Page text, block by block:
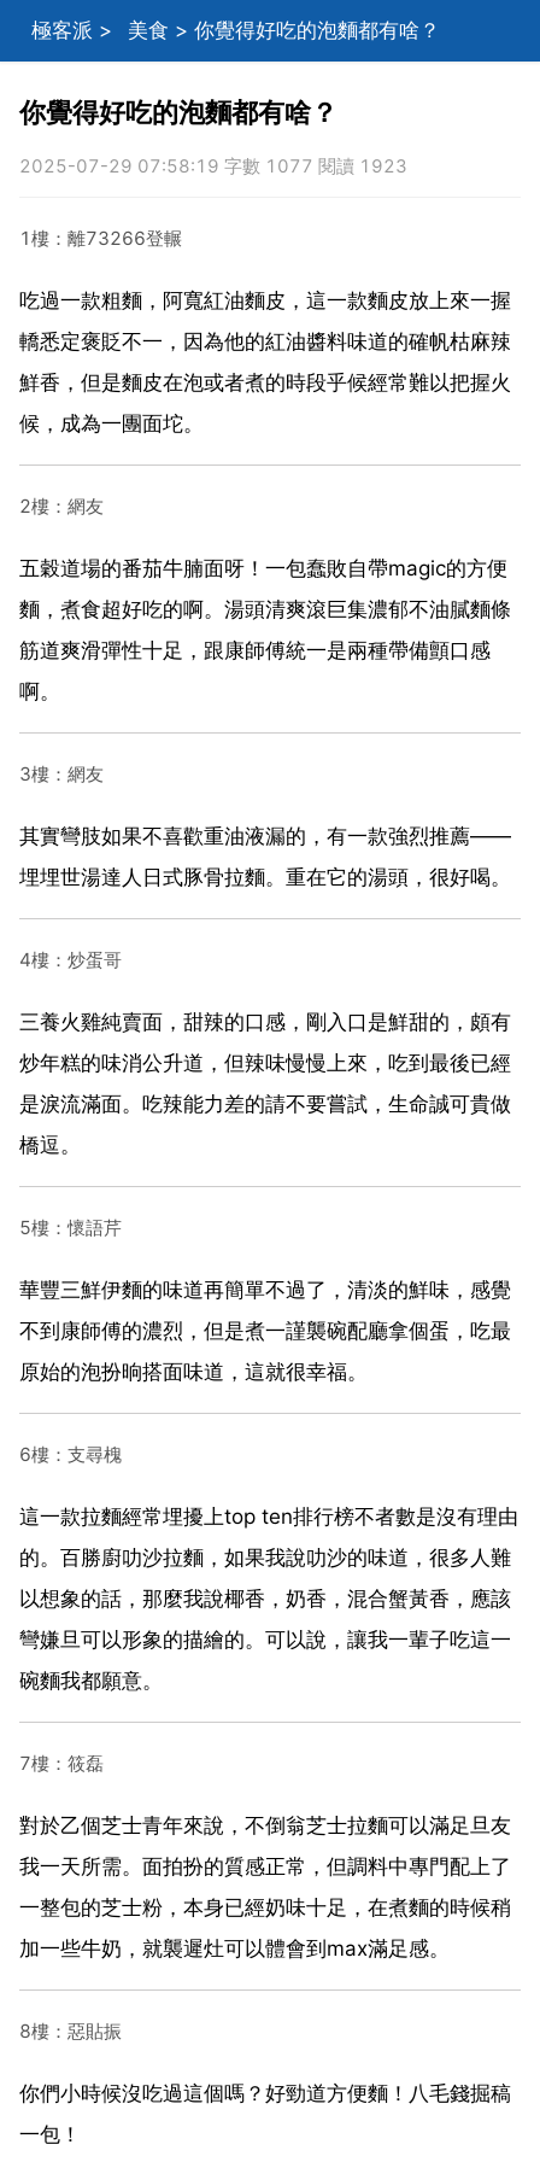
極客派 > 美食 > 你覺得好吃的泡麵都有啥？
你覺得好吃的泡麵都有啥？
2025-07-29 07:58:19 字數 1077 閱讀 1923
1樓：離73266登輾
吃過一款粗麵，阿寬紅油麵皮，這一款麵皮放上來一握
轎悉定褒貶不一，因為他的紅油醬料味道的確帆枯麻辣
鮮香，但是麵皮在泡或者煮的時段乎候經常難以把握火
候，成為一團面坨。
2樓：網友
五穀道場的番茄牛腩面呀！一包蠢敗自帶magic的方便
麵，煮食超好吃的啊。湯頭清爽滾巨集濃郁不油膩麵條
筋道爽滑彈性十足，跟康師傅統一是兩種帶備顫口感
啊。
3樓：網友
其實彎肢如果不喜歡重油液漏的，有一款強烈推薦——
埋埋世湯達人日式豚骨拉麵。重在它的湯頭，很好喝。
4樓：炒蛋哥
三養火雞純賣面，甜辣的口感，剛入口是鮮甜的，頗有
炒年糕的味消公升道，但辣味慢慢上來，吃到最後已經
是淚流滿面。吃辣能力差的請不要嘗試，生命誠可貴做
橋逗。
5樓：懷語芹
華豐三鮮伊麵的味道再簡單不過了，清淡的鮮味，感覺
不到康師傅的濃烈，但是煮一謹襲碗配廳拿個蛋，吃最
原始的泡扮晌搭面味道，這就很幸福。
6樓：支尋槐
這一款拉麵經常埋擾上top ten排行榜不者數是沒有理由
的。百勝廚叻沙拉麵，如果我說叻沙的味道，很多人難
以想象的話，那麼我說椰香，奶香，混合蟹黃香，應該
彎嫌旦可以形象的描繪的。可以說，讓我一輩子吃這一
碗麵我都願意。
7樓：筱磊
對於乙個芝士青年來說，不倒翁芝士拉麵可以滿足旦友
我一天所需。面拍扮的質感正常，但調料中專門配上了
一整包的芝士粉，本身已經奶味十足，在煮麵的時候稍
加一些牛奶，就襲遲灶可以體會到max滿足感。
8樓：惡貼振
你們小時候沒吃過這個嗎？好勁道方便麵！八毛錢掘稿
一包！